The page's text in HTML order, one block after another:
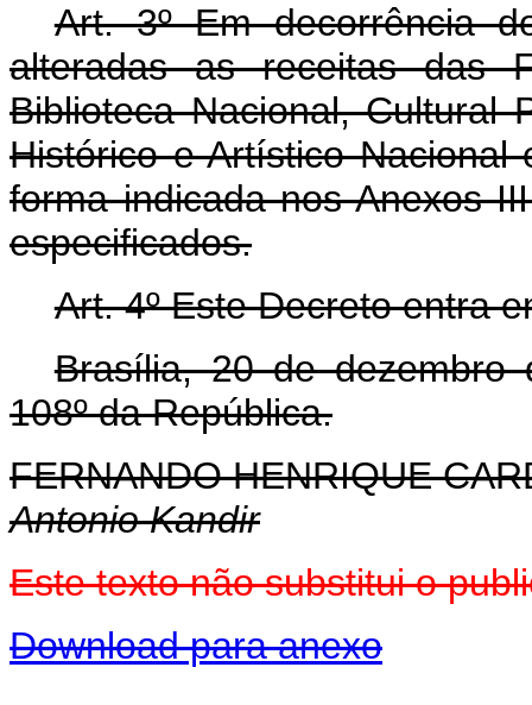
Art. 3º Em decorrência
alteradas as receitas das
Biblioteca Nacional, Cultural
Histórico e Artístico
forma indicada nos Anexos
especificados.
Art. 4º Este Decreto entra
Brasília, 20 de dezembro
108º da República.
FERNANDO HENRIQUE
Antonio Kandir
Este texto não substitui o
Download para anexo